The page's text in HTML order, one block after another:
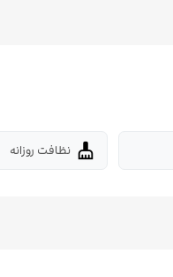
cleaning_services نظافت روزانه